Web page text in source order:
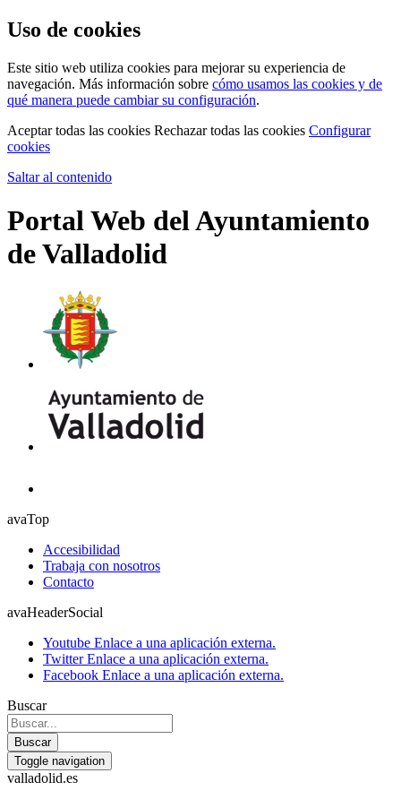
Uso de cookies
Este sitio web utiliza cookies para mejorar su experiencia de
navegación. Más información sobre cómo usamos las cookies y de
qué manera puede cambiar su configuración.
Aceptar todas las cookies Rechazar todas las cookies Configurar
cookies
Saltar al contenido
Portal Web del Ayuntamiento
de Valladolid
avaTop
Accesibilidad
Trabaja con nosotros
Contacto
avaHeaderSocial
Youtube Enlace a una aplicación externa.
TwitterEnlace a una aplicación externa.
Facebook Enlace a una aplicación externa.
Buscar
Buscar
Toggle navigation
valladolid.es